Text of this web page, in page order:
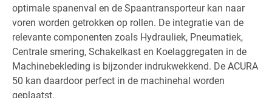
optimale spanenval en de Spaantransporteur kan naar
voren worden getrokken op rollen. De integratie van de
relevante componenten zoals Hydrauliek, Pneumatiek,
Centrale smering, Schakelkast en Koelaggregaten in de
Machinebekleding is bijzonder indrukwekkend. De ACURA
50 kan daardoor perfect in de machinehal worden
geplaatst.